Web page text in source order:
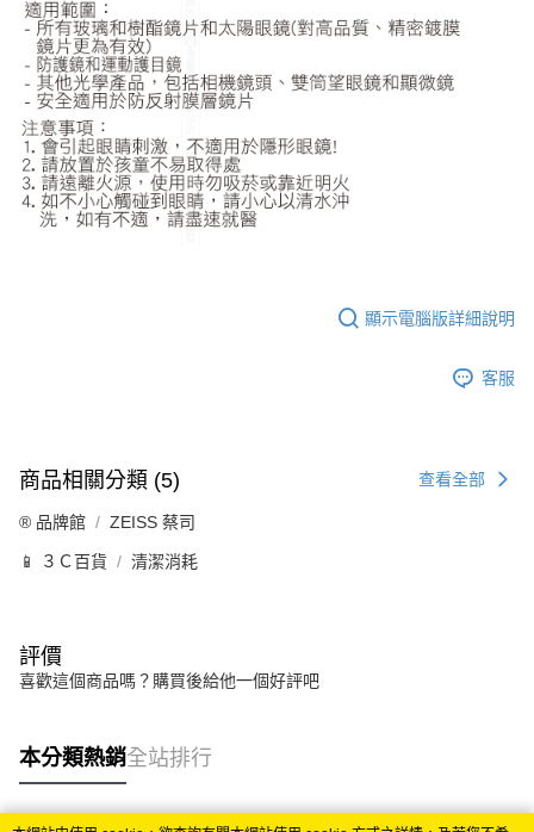
顯示電腦版詳細說明
客服
商品相關分類 (5) 查看全部
®️ 品牌館 ZEISS 蔡司
📱 ３Ｃ百貨 清潔消耗
評價
喜歡這個商品嗎？購買後給他一個好評吧
本分類熱銷全站排行